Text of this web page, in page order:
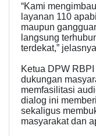
“Kami
layanan 110
maupun
langsung
terdekat,”
Ketua DPW
dukungan
memfasilitasi
dialog ini
sekaligus
masyarakat dan